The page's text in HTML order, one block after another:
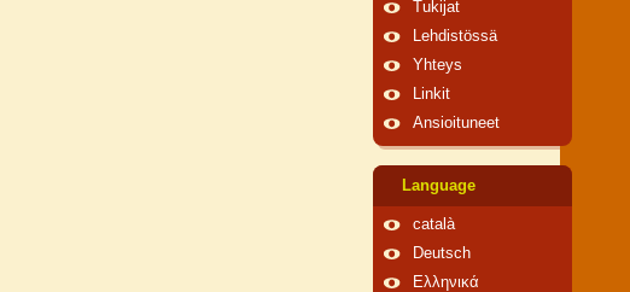
Tukijat
Lehdistössä
Yhteys
Linkit
Ansioituneet
Language
català
Deutsch
Ελληνικά